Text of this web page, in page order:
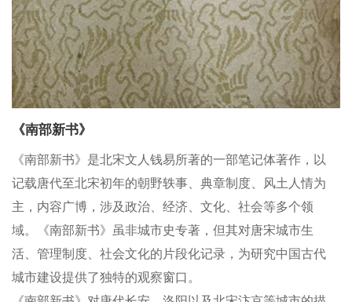
《南部新书》
《南部新书》是北宋文人钱易所著的一部笔记体著作，以
记载唐代至北宋初年的朝野轶事、典章制度、风土人情为
主，内容广博，涉及政治、经济、文化、社会等多个领
域。《南部新书》虽非城市史专著，但其对唐宋城市生
活、管理制度、社会文化的片段化记录，为研究中国古代
城市建设提供了独特的观察窗口。